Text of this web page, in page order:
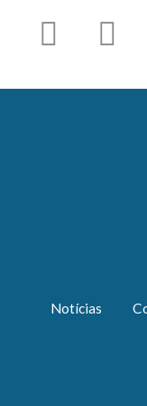
Notícias